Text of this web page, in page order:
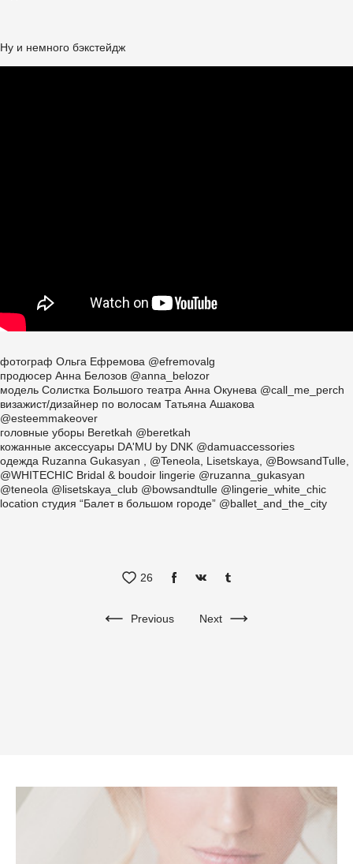
Ну и немного бэкстейдж
фотограф Ольга Ефремова @efremovalg
продюсер Анна Белозов @anna_belozor
модель Солистка Большого театра Анна Окунева @call_me_perch
визажист/дизайнер по волосам Татьяна Ашакова
@esteemmakeover
головные уборы Beretkah @beretkah
кожанные аксессуары DA'MU by DNK @damuaccessories
одежда Ruzanna Gukasyan , @Teneola, Lisetskaya, @BowsandTulle,
@WHITECHIC Bridal & boudoir lingerie @ruzanna_gukasyan
@teneola @lisetskaya_club @bowsandtulle @lingerie_white_chic
location студия “Балет в большом городе” @ballet_and_the_city
26
Previous Next